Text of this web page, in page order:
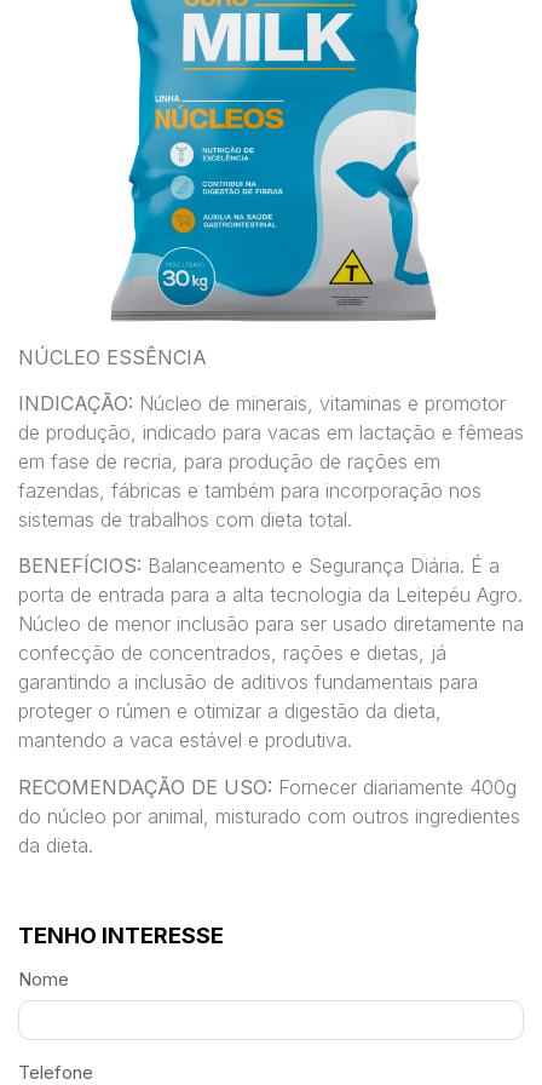
NÚCLEO ESSÊNCIA
INDICAÇÃO: Núcleo de minerais, vitaminas e promotor
de produção, indicado para vacas em lactação e fêmeas
em fase de recria, para produção de rações em
fazendas, fábricas e também para incorporação nos
sistemas de trabalhos com dieta total.
BENEFÍCIOS: Balanceamento e Segurança Diária. É a
porta de entrada para a alta tecnologia da Leitepéu Agro.
Núcleo de menor inclusão para ser usado diretamente na
confecção de concentrados, rações e dietas, já
garantindo a inclusão de aditivos fundamentais para
proteger o rúmen e otimizar a digestão da dieta,
mantendo a vaca estável e produtiva.
RECOMENDAÇÃO DE USO: Fornecer diariamente 400g
do núcleo por animal, misturado com outros ingredientes
da dieta.
TENHO INTERESSE
Nome
Telefone